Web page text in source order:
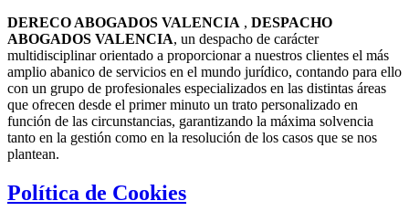
DERECO ABOGADOS VALENCIA , DESPACHO
ABOGADOS VALENCIA, un despacho de carácter
multidisciplinar orientado a proporcionar a nuestros clientes el más
amplio abanico de servicios en el mundo jurídico, contando para ello
con un grupo de profesionales especializados en las distintas áreas
que ofrecen desde el primer minuto un trato personalizado en
función de las circunstancias, garantizando la máxima solvencia
tanto en la gestión como en la resolución de los casos que se nos
plantean.
Política de Cookies